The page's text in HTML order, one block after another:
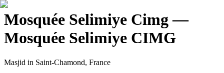
Mosquée Selimiye Cimg—
Mosquée Selimiye CIMG
Masjid in Saint-Chamond, France